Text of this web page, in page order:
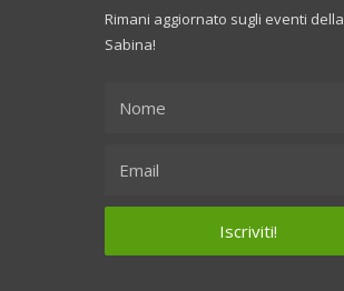
Rimani aggiornato sugli eventi della
Sabina!